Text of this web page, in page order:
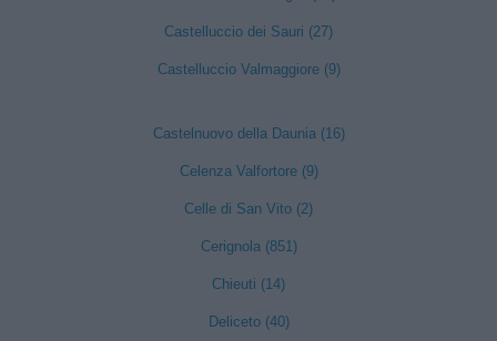
Castelluccio dei Sauri (27)
Castelluccio Valmaggiore (9)
Castelnuovo della Daunia (16)
Celenza Valfortore (9)
Celle di San Vito (2)
Cerignola (851)
Chieuti (14)
Deliceto (40)